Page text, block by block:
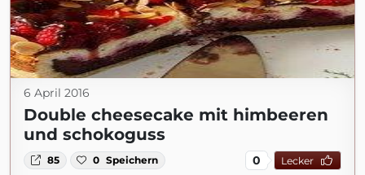
6 April 2016
Double cheesecake mit himbeeren
und schokoguss
85 0 Speichern 0 Lecker